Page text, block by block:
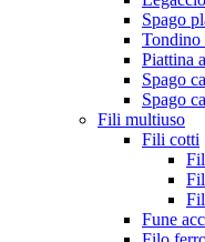
Spago
Tondino
Piattina
Spago
Spago
Fili multiuso
Fili cotti
Fune